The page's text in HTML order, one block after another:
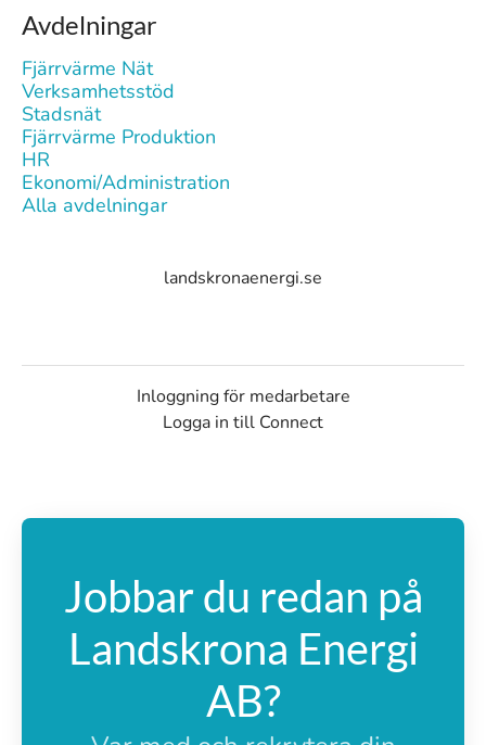
Avdelningar
Fjärrvärme Nät
Verksamhetsstöd
Stadsnät
Fjärrvärme Produktion
HR
Ekonomi/Administration
Alla avdelningar
landskronaenergi.se
Inloggning för medarbetare
Logga in till Connect
Jobbar du redan på
Landskrona Energi
AB?